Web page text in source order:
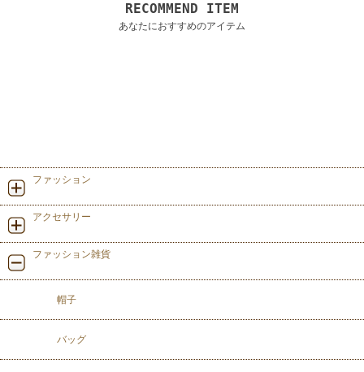
RECOMMEND ITEM
あなたにおすすめのアイテム
ファッション
アクセサリー
ファッション雑貨
帽子
バッグ